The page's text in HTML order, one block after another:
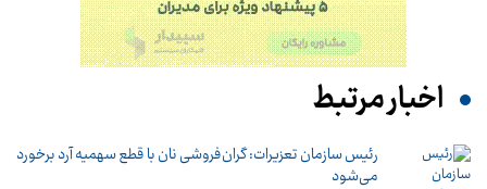
اخبار مرتبط
رئیس سازمان تعزیرات: گران‌فروشی نان با قطع سهمیه آرد برخورد
می‌شود